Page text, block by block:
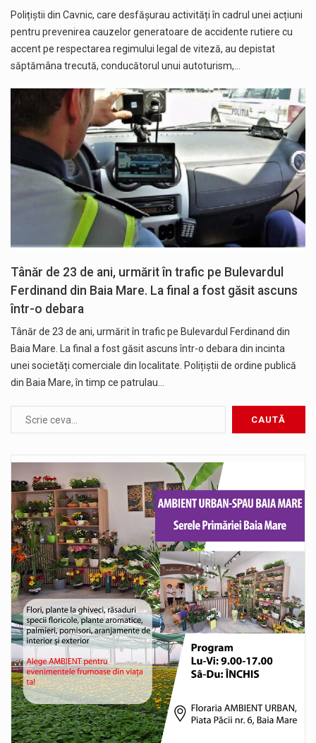
Polițiștii din Cavnic, care desfășurau activități în cadrul unei acțiuni
pentru prevenirea cauzelor generatoare de accidente rutiere cu
accent pe respectarea regimului legal de viteză, au depistat
săptămâna trecută, conducătorul unui autoturism,…
Tânăr de 23 de ani, urmărit în trafic pe Bulevardul
Ferdinand din Baia Mare. La final a fost găsit ascuns
într-o debara
Tânăr de 23 de ani, urmărit în trafic pe Bulevardul Ferdinand din
Baia Mare. La final a fost găsit ascuns într-o debara din incinta
unei societăți comerciale din localitate. Polițiștii de ordine publică
din Baia Mare, în timp ce patrulau…